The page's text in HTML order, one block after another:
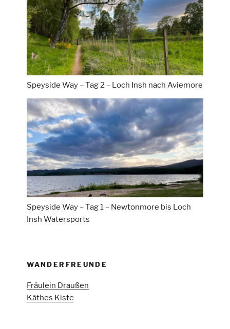
Speyside Way – Tag 2 – Loch Insh nach Aviemore
Speyside Way – Tag 1 – Newtonmore bis Loch
Insh Watersports
WANDERFREUNDE
Fräulein Draußen
Käthes Kiste